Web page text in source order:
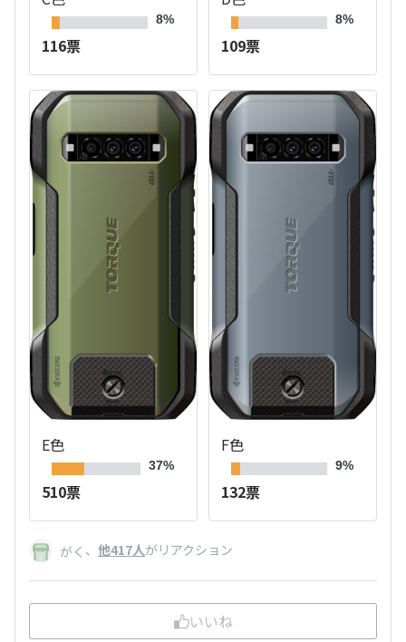
8%
116票
8%
109票
E色
37%
510票
F色
9%
132票
がく 、 他417人がリアクション
いいね